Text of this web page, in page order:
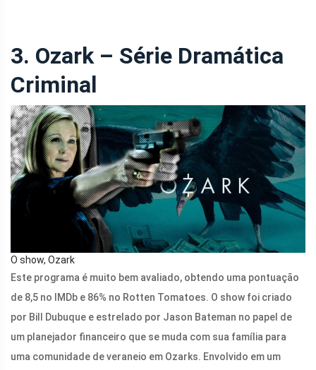
3. Ozark – Série Dramática
Criminal
O show, Ozark
Este programa é muito bem avaliado, obtendo uma pontuação
de 8,5 no IMDb e 86% no Rotten Tomatoes. O show foi criado
por Bill Dubuque e estrelado por Jason Bateman no papel de
um planejador financeiro que se muda com sua família para
uma comunidade de veraneio em Ozarks. Envolvido em um